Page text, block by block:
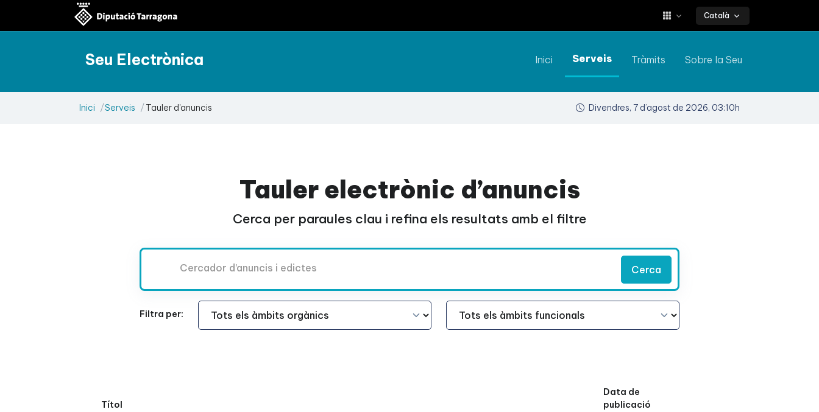
Català
Seu Electrònica Inici Serveis Tràmits Sobre la Seu
Inici Serveis Tauler d'anuncis Divendres, 7 d’agost de 2026, 03:10h
Tauler electrònic d’anuncis
Cerca per paraules clau i refina els resultats amb el filtre
Cerca
Filtra per:
Àmbit Funcional Àmbit Funcional
Títol
Data de
publicació